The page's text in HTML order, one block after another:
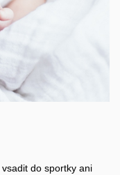
do sportky ani